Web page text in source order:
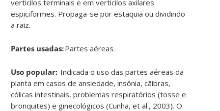
verticilos terminais e em verticilos axilares
espiciformes. Propaga-se por estaquia ou dividindo
a raiz.
Partes usadas:Partes aéreas.
Uso popular: Indicada o uso das partes aéreas da
planta em casos de ansiedade, insônia, cãibras,
cólicas intestinais, problemas respiratórios (tosse e
bronquites) e ginecológicos (Cunha, et al., 2003). O